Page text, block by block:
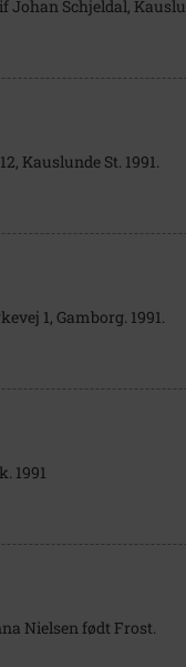
Johan Schjeldal,
Kauslunde St. 1991.
1, Gamborg. 1991.
1991
Nielsen født Frost.